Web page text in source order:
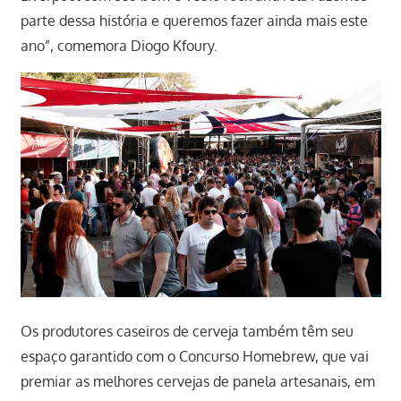
parte dessa história e queremos fazer ainda mais este
ano”, comemora Diogo Kfoury.
Os produtores caseiros de cerveja também têm seu
espaço garantido com o Concurso Homebrew, que vai
premiar as melhores cervejas de panela artesanais, em